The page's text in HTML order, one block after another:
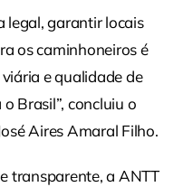
legal, garantir locais
os caminhoneiros é
e qualidade de
Brasil”, concluiu o
Aires Amaral Filho.
transparente, a ANTT